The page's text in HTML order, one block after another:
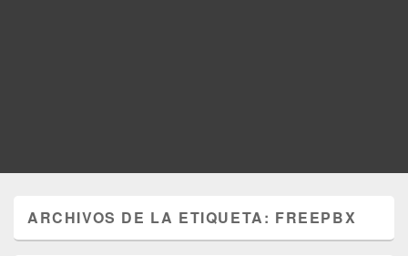
ARCHIVOS DE LA ETIQUETA: FREEPBX